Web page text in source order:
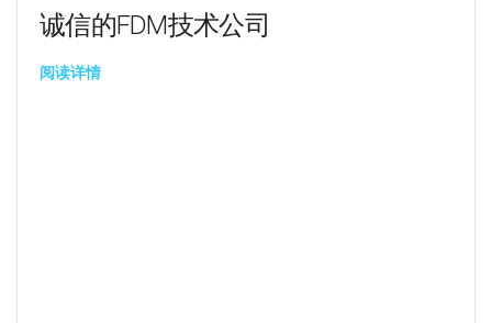
诚信的FDM技术公司
阅读详情